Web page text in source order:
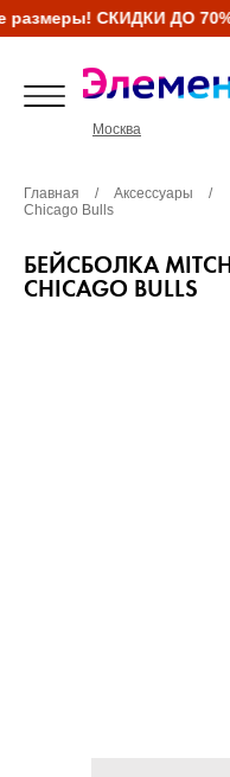
размеры! СКИДКИ ДО 70%
Москва
Главная / Аксессуары /
Chicago Bulls
БЕЙСБОЛКА
CHICAGO BULLS